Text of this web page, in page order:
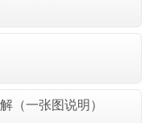
（一张图说明）